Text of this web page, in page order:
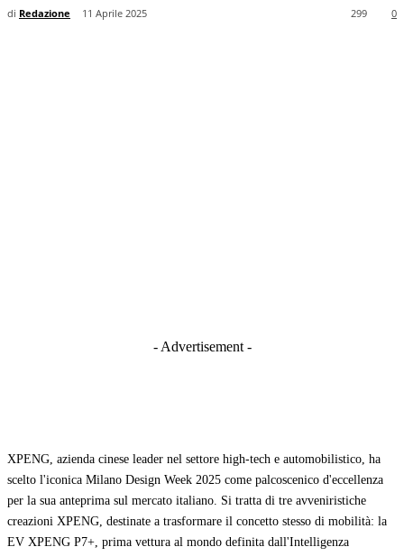
di Redazione 11 Aprile 2025 0
299
- Advertisement -
XPENG, azienda cinese leader nel settore high-tech e automobilistico, ha
scelto l'iconica Milano Design Week 2025 come palcoscenico d'eccellenza
per la sua anteprima sul mercato italiano. Si tratta di tre avveniristiche
creazioni XPENG, destinate a trasformare il concetto stesso di mobilità: la
EV XPENG P7+, prima vettura al mondo definita dall'Intelligenza